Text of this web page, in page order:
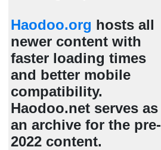
Haodoo.org hosts all
newer content with
faster loading times
and better mobile
compatibility.
Haodoo.net serves as
an archive for the pre-
2022 content.